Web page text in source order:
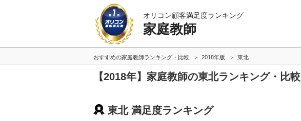
オリコン顧客満足度ランキング
家庭教師
おすすめの家庭教師ランキング・比較 2018年版 東北
【2018年】家庭教師の東北ランキング・比較
東北 満足度ランキング